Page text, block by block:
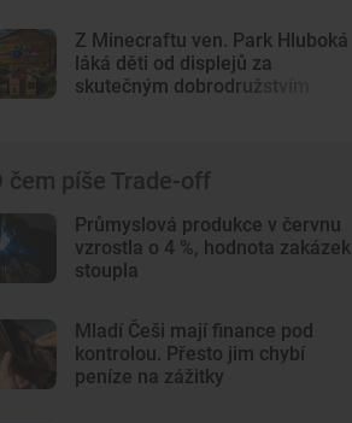
Z Minecraftu ven. Park Hluboká
láká děti od displejů za
skutečným dobrodružstvím
čem píše Trade-off
Průmyslová produkce v červnu
vzrostla o 4 %, hodnota zakázek
stoupla
Mladí Češi mají finance pod
kontrolou. Přesto jim chybí
peníze na zážitky